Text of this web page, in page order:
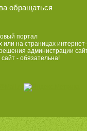
обращаться
портал
или на страницах интернет-
администрации
- обязательна!